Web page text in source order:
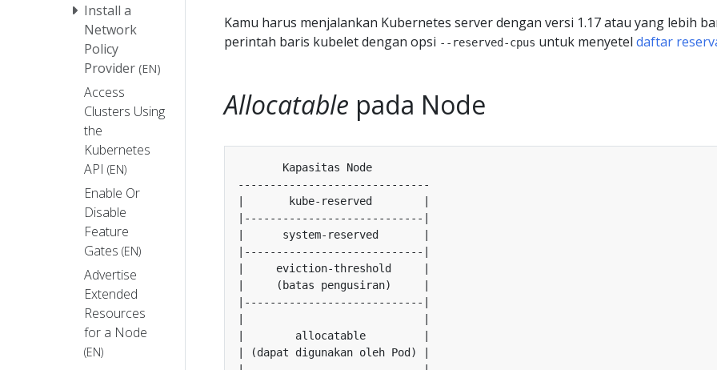
Install a
Network
Policy
Provider (EN)
Access
Clusters Using
the
Kubernetes
API (EN)
Enable Or
Disable
Feature
Gates (EN)
Advertise
Extended
Resources
for a Node
(EN)
Kamu harus menjalankan Kubernetes server dengan versi 1.17 atau yang lebih
perintah baris kubelet dengan opsi --reserved-cpus untuk menyetel daftar
Allocatable pada Node